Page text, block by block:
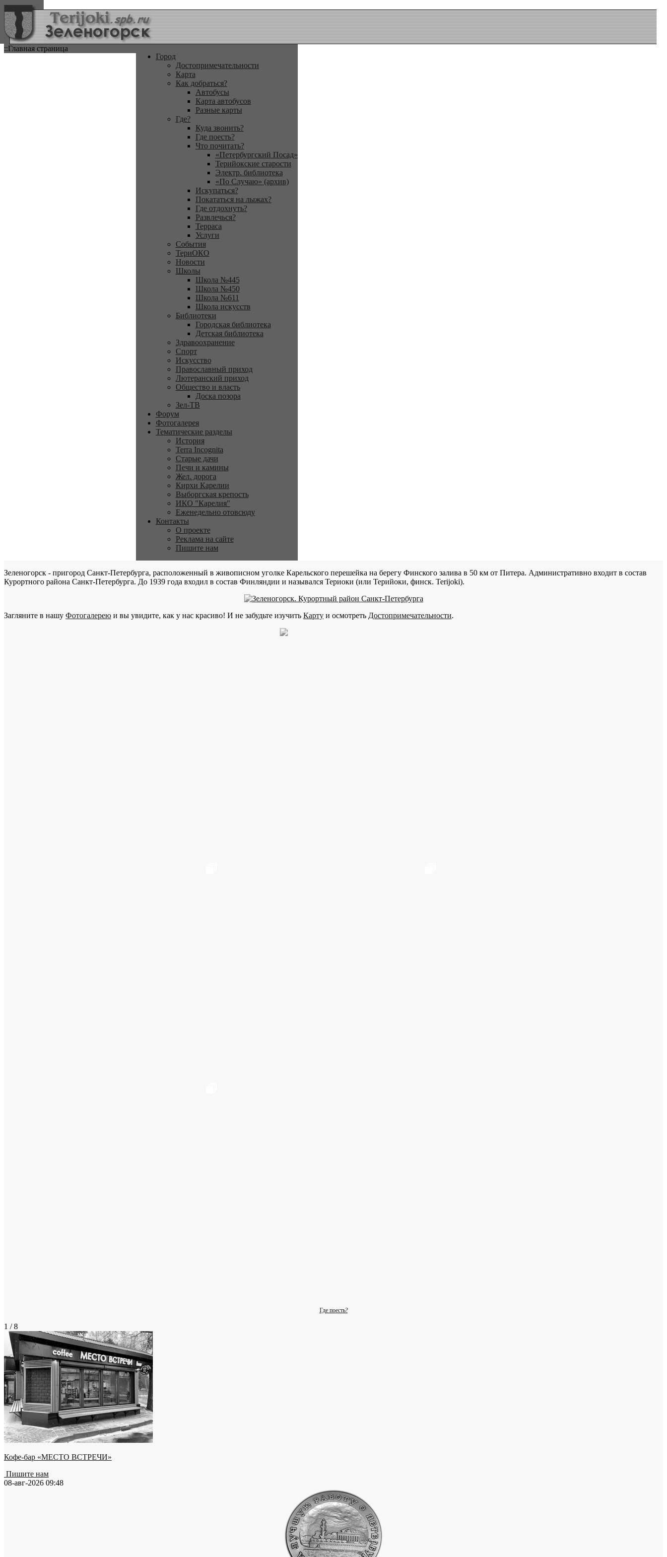
::Главная страница
Город
Достопримечательности
Карта
Как добраться?
Автобусы
Карта автобусов
Разные карты
Где?
Куда звонить?
Где поесть?
Что почитать?
«Петербургский Посад»
Терийокские старости
Электр. библиотека
«По Случаю» (архив)
Искупаться?
Покататься на лыжах?
Где отдохнуть?
Развлечься?
Терраса
Услуги
События
ТериОКО
Новости
Школы
Школа №445
Школа №450
Школа №611
Школа искусств
Библиотеки
Городская библиотека
Детская библиотека
Здравоохранение
Спорт
Искусство
Православный приход
Лютеранский приход
Общество и власть
Доска позора
Зел-ТВ
Форум
Фотогалерея
Тематические разделы
История
Terra Incognita
Старые дачи
Печи и камины
Жел. дорога
Кирхи Карелии
Выборгская крепость
ИКО "Карелия"
Еженедельно отовсюду
Контакты
О проекте
Реклама на сайте
Пишите нам
Зеленогорск - пригород Санкт-Петербурга, расположенный в живописном уголке Карельского перешейка на берегу Финского залива в 50 км от Питера. Административно входит в состав
Курортного района Санкт-Петербурга. До 1939 года входил в состав Финляндии и назывался Териоки (или Терийоки, финск. Terijoki).
Загляните в нашу Фотогалерею и вы увидите, как у нас красиво! И не забудьте изучить Карту и осмотреть Достопримечательности.
Где поесть?
1 / 8
Кофе-бар «МЕСТО ВСТРЕЧИ»
Пишите нам
08-авг-2026 09:48